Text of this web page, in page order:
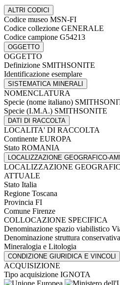
ALTRI CODICI
Codice museo MSN-FI
Codice collezione GENERALE
Codice campione G54213
OGGETTO
OGGETTO
Definizione SMITHSONITE
Identificazione esemplare
SISTEMATICA MINERALI
NOMENCLATURA
Specie (nome italiano)
Specie (I.M.A.) SMITHSONITE
DATI DI RACCOLTA
LOCALITA' DI RACCOLTA
Continente EUROPA
Stato ROMANIA
LOCALIZZAZIONE GEOGRAFICO-
LOCALIZZAZIONE
ATTUALE
Stato Italia
Regione Toscana
Provincia FI
Comune Firenze
COLLOCAZIONE SPECIFICA
Denominazione spazio viabilistico
Denominazione struttura conservativa
Mineralogia e Litologia
CONDIZIONE GIURIDICA E VINCOLI
ACQUISIZIONE
Tipo acquisizione IGNOTA